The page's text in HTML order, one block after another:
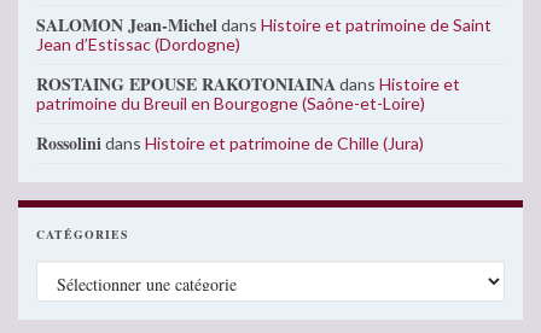
SALOMON Jean-Micheldans Histoire et patrimoine de Saint
Jean d’Estissac (Dordogne)
ROSTAING EPOUSE RAKOTONIAINAdans Histoire et
patrimoine du Breuil en Bourgogne (Saône-et-Loire)
Rossolinidans Histoire et patrimoine de Chille (Jura)
CATÉGORIES
Catégories